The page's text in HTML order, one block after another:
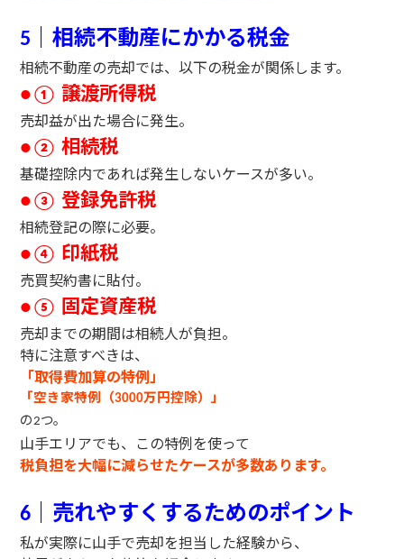
5 ｜相続不動産にかかる税金
相続不動産の売却では、以下の税金が関係します。
●① 譲渡所得税
売却益が出た場合に発生。
●②相続税
基礎控除内であれば発生しないケースが多い。
●③登録免許税
相続登記の際に必要。
●④ 印紙税
売買契約書に貼付。
●⑤ 固定資産税
売却までの期間は相続人が負担。
特に注意すべきは、
「取得費加算の特例」
「空き家特例（3000万円控除）」
の2つ。
山手エリアでも、この特例を使って
税負担を大幅に減らせたケースが多数あります。
6 ｜売れやすくするためのポイント
私が実際に山手で売却を担当した経験から、